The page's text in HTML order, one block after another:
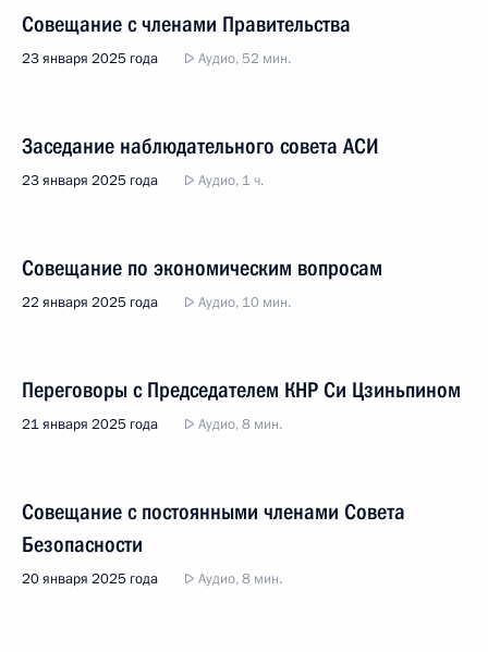
Совещание с членами Правительства
23 января 2025 года Аудио, 52 мин.
Заседание наблюдательного совета АСИ
23 января 2025 года Аудио, 1 ч.
Совещание по экономическим вопросам
22 января 2025 года Аудио, 10 мин.
Переговоры с Председателем КНР Си Цзиньпином
21 января 2025 года Аудио, 8 мин.
Совещание с постоянными членами Совета
Безопасности
20 января 2025 года Аудио, 8 мин.